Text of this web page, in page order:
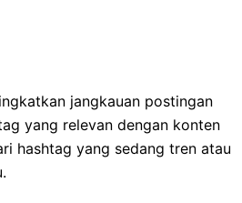
jangkauan postingan
yang relevan dengan konten
hashtag yang sedang tren atau